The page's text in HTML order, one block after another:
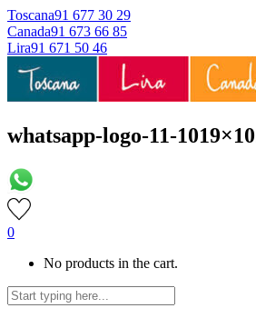
Toscana91 677 30 29
Canada91 673 66 85
Lira91 671 50 46
whatsapp-logo-11-
0
No products in the cart.